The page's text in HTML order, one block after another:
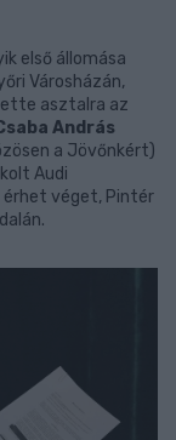
első állomása
Városházán,
asztalra az
András
a Jövőnkért)
Audi
véget, Pintér